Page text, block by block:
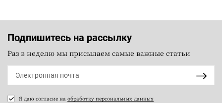
Подпишитесь на рассылку
Раз в неделю мы присылаем самые важные статьи
Я даю согласие на обработку персональных данных